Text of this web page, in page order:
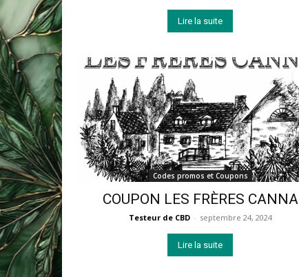
Lire la suite
Codes promos et Coupons
COUPON LES FRÈRES CANNA
Testeur de CBD - septembre 24, 2024
Lire la suite